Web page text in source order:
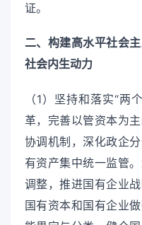
证。
二、构建高水平社会
社会内生动力
（1）坚持和落实“两
革，完善以管资本为
协调机制，深化政企
有资产集中统一监管
调整，推进国有企业
国有资本和国有企业